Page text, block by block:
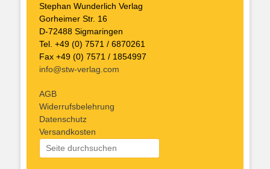
Stephan Wunderlich Verlag
Gorheimer Str. 16
D-72488 Sigmaringen
Tel. +49 (0) 7571 / 6870261
Fax +49 (0) 7571 / 1854997
info@stw-verlag.com
AGB
Widerrufsbelehrung
Datenschutz
Versandkosten